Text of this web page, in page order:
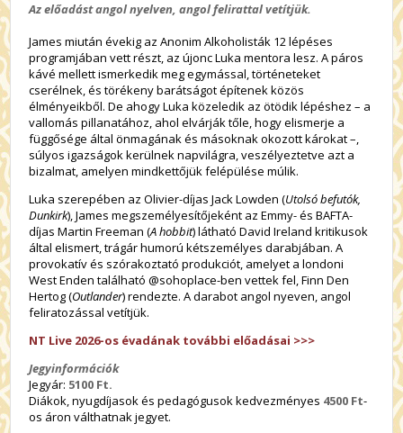
Az előadást angol nyelven, angol felirattal vetítjük.
James miután évekig az Anonim Alkoholisták 12 lépéses
programjában vett részt, az újonc Luka mentora lesz. A páros
kávé mellett ismerkedik meg egymással, történeteket
cserélnek, és törékeny barátságot építenek közös
élményeikből. De ahogy Luka közeledik az ötödik lépéshez – a
vallomás pillanatához, ahol elvárják tőle, hogy elismerje a
függősége által önmagának és másoknak okozott károkat –,
súlyos igazságok kerülnek napvilágra, veszélyeztetve azt a
bizalmat, amelyen mindkettőjük felépülése múlik.
Luka szerepében az Olivier-díjas Jack Lowden (Utolsó befutók,
Dunkirk), James megszemélyesítőjeként az Emmy- és BAFTA-
díjas Martin Freeman (A hobbit) látható David Ireland kritikusok
által elismert, trágár humorú kétszemélyes darabjában. A
provokatív és szórakoztató produkciót, amelyet a londoni
West Enden található @sohoplace-ben vettek fel, Finn Den
Hertog (Outlander) rendezte. A darabot angol nyeven, angol
feliratozással vetítjük.
NT Live 2026-os évadának további előadásai >>>
Jegyinformációk
Jegyár: 5100 Ft.
Diákok, nyugdíjasok és pedagógusok kedvezményes 4500 Ft-
os áron válthatnak jegyet.